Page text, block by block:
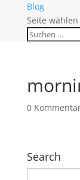
Blog
Seite wählen
0
Search